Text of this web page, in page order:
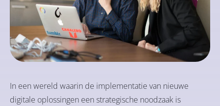
In een wereld waarin de implementatie van nieuwe
digitale oplossingen een strategische noodzaak is